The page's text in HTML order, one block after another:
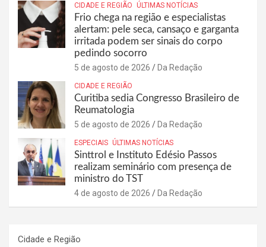
CIDADE E REGIÃO ÚLTIMAS NOTÍCIAS
Frio chega na região e especialistas
alertam: pele seca, cansaço e garganta
irritada podem ser sinais do corpo
pedindo socorro
5 de agosto de 2026 Da Redação
CIDADE E REGIÃO
Curitiba sedia Congresso Brasileiro de
Reumatologia
5 de agosto de 2026 Da Redação
ESPECIAIS ÚLTIMAS NOTÍCIAS
Sinttrol e Instituto Edésio Passos
realizam seminário com presença de
ministro do TST
4 de agosto de 2026 Da Redação
Cidade e Região